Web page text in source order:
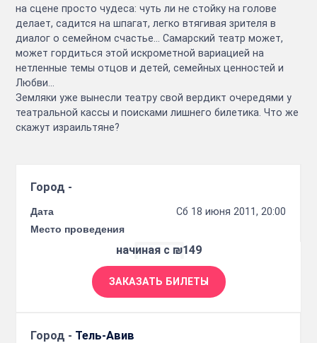
на сцене просто чудеса: чуть ли не стойку на голове
делает, садится на шпагат, легко втягивая зрителя в
диалог о семейном счастье… Самарский театр может,
может гордиться этой искрометной вариацией на
нетленные темы отцов и детей, семейных ценностей и
Любви...
Земляки уже вынесли театру свой вердикт очередями у
театральной кассы и поисками лишнего билетика. Что же
скажут израильтяне?
Город -
Дата
Сб 18 июня 2011, 20:00
Место проведения
начиная с ₪149
ЗАКАЗАТЬ БИЛЕТЫ
Город - Тель-Авив